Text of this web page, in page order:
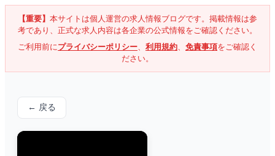
【重要】 本サイトは個人運営の求人情報ブログです。掲載情報は参
考であり、正式な求人内容は各企業の公式情報をご確認ください。
ご利用前にプライバシーポリシー、 利用規約、 免責事項をご確認く
ださい。
← 戻る